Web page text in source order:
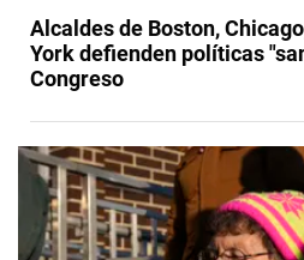
Alcaldes de Boston,
York defienden políticas
Congreso